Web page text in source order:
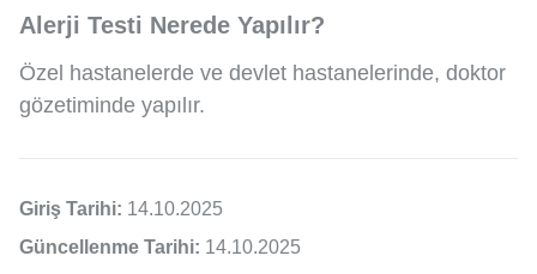
Alerji Testi Nerede Yapılır?
Özel hastanelerde ve devlet hastanelerinde, doktor
gözetiminde yapılır.
Giriş Tarihi: 14.10.2025
Güncellenme Tarihi: 14.10.2025